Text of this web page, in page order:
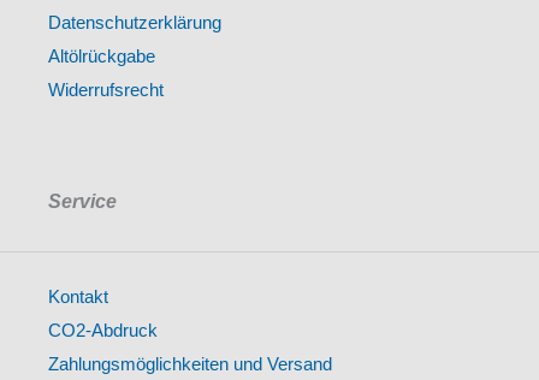
Datenschutzerklärung
Altölrückgabe
Widerrufsrecht
Service
Kontakt
CO2-Abdruck
Zahlungsmöglichkeiten und Versand